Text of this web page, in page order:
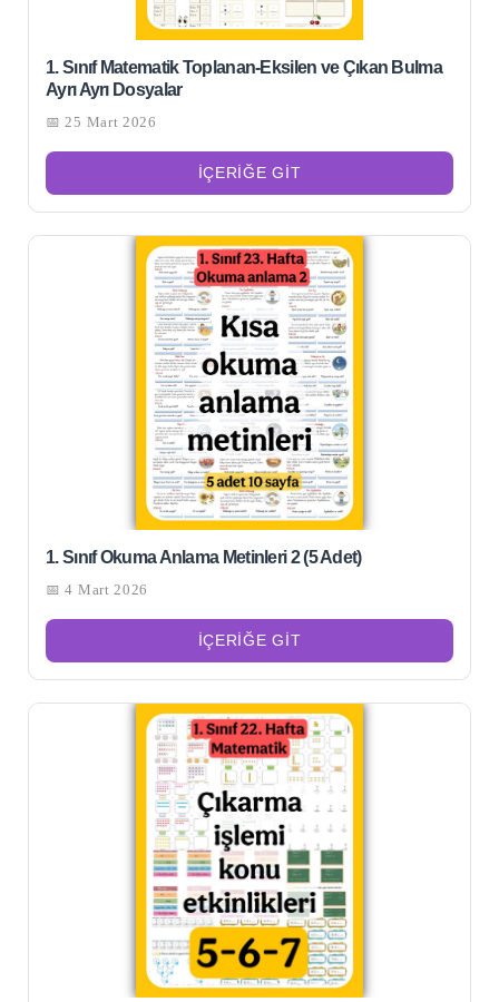
1. Sınıf Matematik Toplanan-Eksilen ve Çıkan Bulma
Ayrı Ayrı Dosyalar
📅 25 Mart 2026
İÇERIĞE GIT
1. Sınıf Okuma Anlama Metinleri 2 (5 Adet)
📅 4 Mart 2026
İÇERIĞE GIT